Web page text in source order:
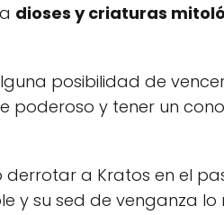
dioses y criaturas
posibilidad de
poderoso y tener un
a Kratos en el
y su sed de venganza